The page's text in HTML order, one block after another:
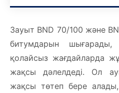
Зауыт BND 70/100 және
битумдарын
қолайсыз жағдайларда
жақсы дәлелдеді. Ол
жақсы төтеп бере